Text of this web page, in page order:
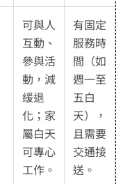
可與人
互動、
參與活
動，減
緩退
化；家
屬白天
可專心
工作。
有固定
服務時
間（如
週一至
五白
天），
且需要
交通接
送。